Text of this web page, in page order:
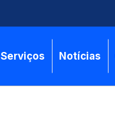
Serviços Notícias